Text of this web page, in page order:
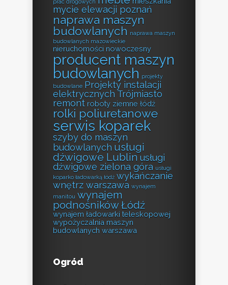
prac drogowych
mycie elewacji poznań
naprawa maszyn
budowlanych naprawa maszyn
budowlanych mazowieckie
nieruchomości nowoczesny
producent maszyn
budowlanych projekty
budowlane Projekty instalacji
elektrycznych Trójmiasto
remont roboty ziemne łódź
rolki poliuretanowe
serwis koparek
szyby do maszyn
budowlanych usługi
dźwigowe Lublin usługi
dźwigowe zielona góra usługi
koparko ładowarką łódź wykańczanie
wnętrz warszawa wynajem
manitou wynajem
podnośników Łódź
wynajem ładowarki teleskopowej
wypożyczalnia maszyn
budowlanych warszawa
Ogród